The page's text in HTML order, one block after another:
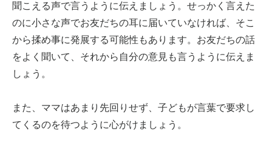
聞こえる声で言うように伝えましょう。せっかく言えた
のに小さな声でお友だちの耳に届いていなければ、そこ
から揉め事に発展する可能性もあります。お友だちの話
をよく聞いて、それから自分の意見も言うように伝えま
しょう。
また、ママはあまり先回りせず、子どもが言葉で要求し
てくるのを待つように心がけましょう。